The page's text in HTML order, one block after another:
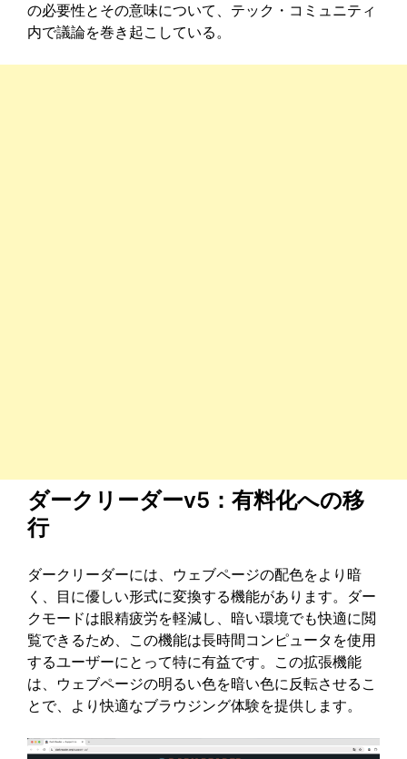
の必要性とその意味について、テック・コミュニティ
内で議論を巻き起こしている。
ダークリーダーv5：有料化への移
行
ダークリーダーには、ウェブページの配色をより暗
く、目に優しい形式に変換する機能があります。ダー
クモードは眼精疲労を軽減し、暗い環境でも快適に閲
覧できるため、この機能は長時間コンピュータを使用
するユーザーにとって特に有益です。この拡張機能
は、ウェブページの明るい色を暗い色に反転させるこ
とで、より快適なブラウジング体験を提供します。